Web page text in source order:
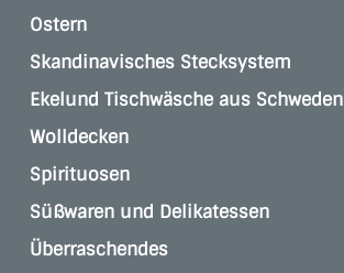
Ostern
Skandinavisches Stecksystem
Ekelund Tischwäsche aus Schweden
Wolldecken
Spirituosen
Süßwaren und Delikatessen
Überraschendes